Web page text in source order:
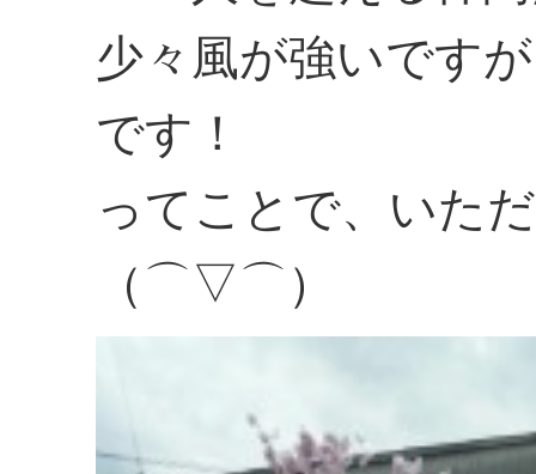
少々風が強いです
です！
ってことで、いた
（⌒▽⌒）